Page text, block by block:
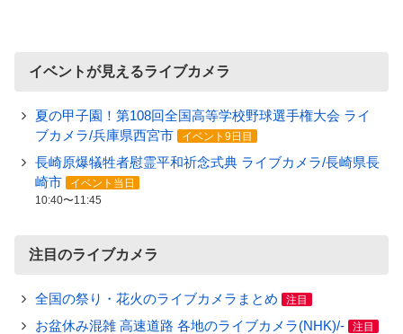
イベントが見えるライブカメラ
夏の甲子園！第108回全国高等学校野球選手権大会 ライ
ブカメラ/兵庫県西宮市
イベント9日目
長崎原爆犠牲者慰霊平和祈念式典 ライブカメラ/長崎県長
崎市
イベント当日
10:40〜11:45
注目のライブカメラ
全国の祭り・花火のライブカメラまとめ 注目
お盆休み混雑 高速道路 各地のライブカメラ(NHK)/- 注目